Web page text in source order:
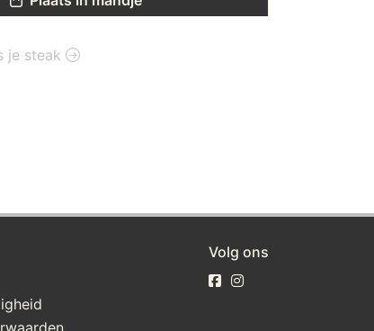
je steak
Volg ons